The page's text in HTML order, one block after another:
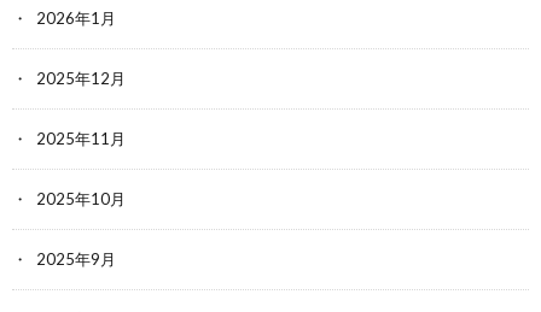
2026年1月
2025年12月
2025年11月
2025年10月
2025年9月